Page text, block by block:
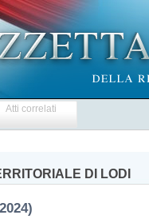
Atti correlati
DI LODI